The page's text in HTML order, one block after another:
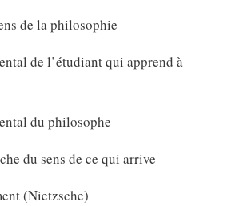
de la philosophie
de l’étudiant qui apprend à
du philosophe
du sens de ce qui arrive
(Nietzsche)